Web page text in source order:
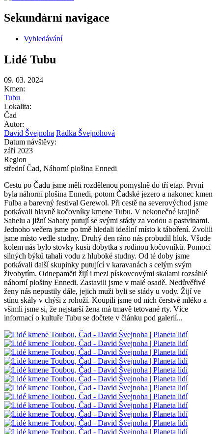
Sekundární navigace
Vyhledávání
Lidé Tubu
09. 03. 2024
Kmen:
Tubu
Lokalita:
Čad
Autor:
David Švejnoha Radka Švejnohová
Datum návštěvy:
září 2023
Region
střední Čad, Náhorní plošina Ennedi
Cestu po Čadu jsme měli rozdělenou pomyslně do tří etap. První
byla náhorní plošina Ennedi, potom Čadské jezero a nakonec kmen
Fulba a barevný festival Gerewol. Při cestě na severovýchod jsme
potkávali hlavně kočovníky kmene Tubu. V nekonečné krajině
Sahelu a jižní Sahary putují se svými stády za vodou a pastvinami.
Jednoho večera jsme po tmě hledali ideální místo k táboření. Zvolili
jsme místo vedle studny. Druhý den ráno nás probudil hluk. Všude
kolem nás bylo stovky kusů dobytka s rodinou kočovníků. Pomocí
silných býků tahali vodu z hluboké studny. Od té doby jsme
potkávali další skupinky putující v karavanách s celým svým
živobytím. Odnepaměti žijí i mezi pískovcovými skalami rozsáhlé
náhorní plošiny Ennedi. Zastavili jsme v malé osadě. Nedůvěřivé
ženy nás nepustily dále, jejich muži byli se stády u vody. Žijí ve
stínu skály v chýši z rohoží. Koupili jsme od nich čerstvé mléko a
všimli jsme si, že nejstarší žena má tmavě tetované rty. Více
informací o kultuře Tubu se dočtete v článku pod galerií...